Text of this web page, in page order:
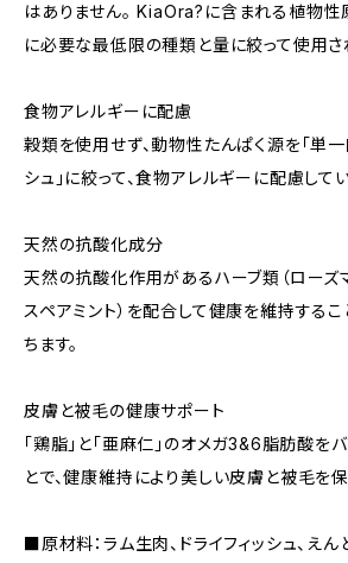
はありません。 KiaOra?に含まれる植物性
に必要な最低限の種類と量に絞って使用さ
食物アレルギーに配慮
穀類を使用せず、動物性たんぱく源を「単
シュ」に絞って、食物アレルギーに配慮してい
天然の抗酸化成分
天然の抗酸化作用があるハーブ類（ローズマ
スペアミント）を配合して健康を維持するこ
ちます。
皮膚と被毛の健康サポート
「鶏脂」と「亜麻仁」のオメガ3&6脂肪酸を
とで、健康維持により美しい皮膚と被毛を保
■原材料：ラム生肉、ドライフィッシュ、えん